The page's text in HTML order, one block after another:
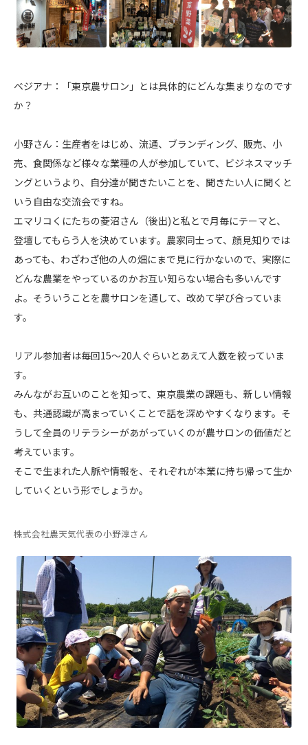
ベジアナ：「東京農サロン」とは具体的にどんな集まりなのです
か？
小野さん：生産者をはじめ、流通、ブランディング、販売、小
売、食関係など様々な業種の人が参加していて、ビジネスマッチ
ングというより、自分達が聞きたいことを、聞きたい人に聞くと
いう自由な交流会ですね。
エマリコくにたちの菱沼さん（後出)と私とで月毎にテーマと、
登壇してもらう人を決めています。農家同士って、顔見知りでは
あっても、わざわざ他の人の畑にまで見に行かないので、実際に
どんな農業をやっているのかお互い知らない場合も多いんです
よ。そういうことを農サロンを通して、改めて学び合っていま
す。
リアル参加者は毎回15～20人ぐらいとあえて人数を絞っていま
す。
みんながお互いのことを知って、東京農業の課題も、新しい情報
も、共通認識が高まっていくことで話を深めやすくなります。そ
うして全員のリテラシーがあがっていくのが農サロンの価値だと
考えています。
そこで生まれた人脈や情報を、それぞれが本業に持ち帰って生か
していくという形でしょうか。
株式会社農天気代表の小野淳さん